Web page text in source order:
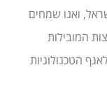
ואנו שמחים
המובילות
הטכנולוגיות